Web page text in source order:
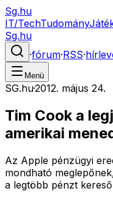
Sg.hu
IT/TechTudomány
Sg.hu
·fórum·RSS·
Menü
SG.hu·2012. május 24.
Tim Cook a
amerikai
Az Apple pénzügyi
mondható
a legtöbb pénzt